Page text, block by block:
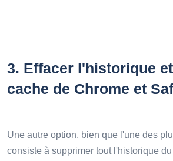
3. Effacer l'historique
cache de Chrome et
Une autre option, bien que l'une des
consiste à supprimer tout l'historique